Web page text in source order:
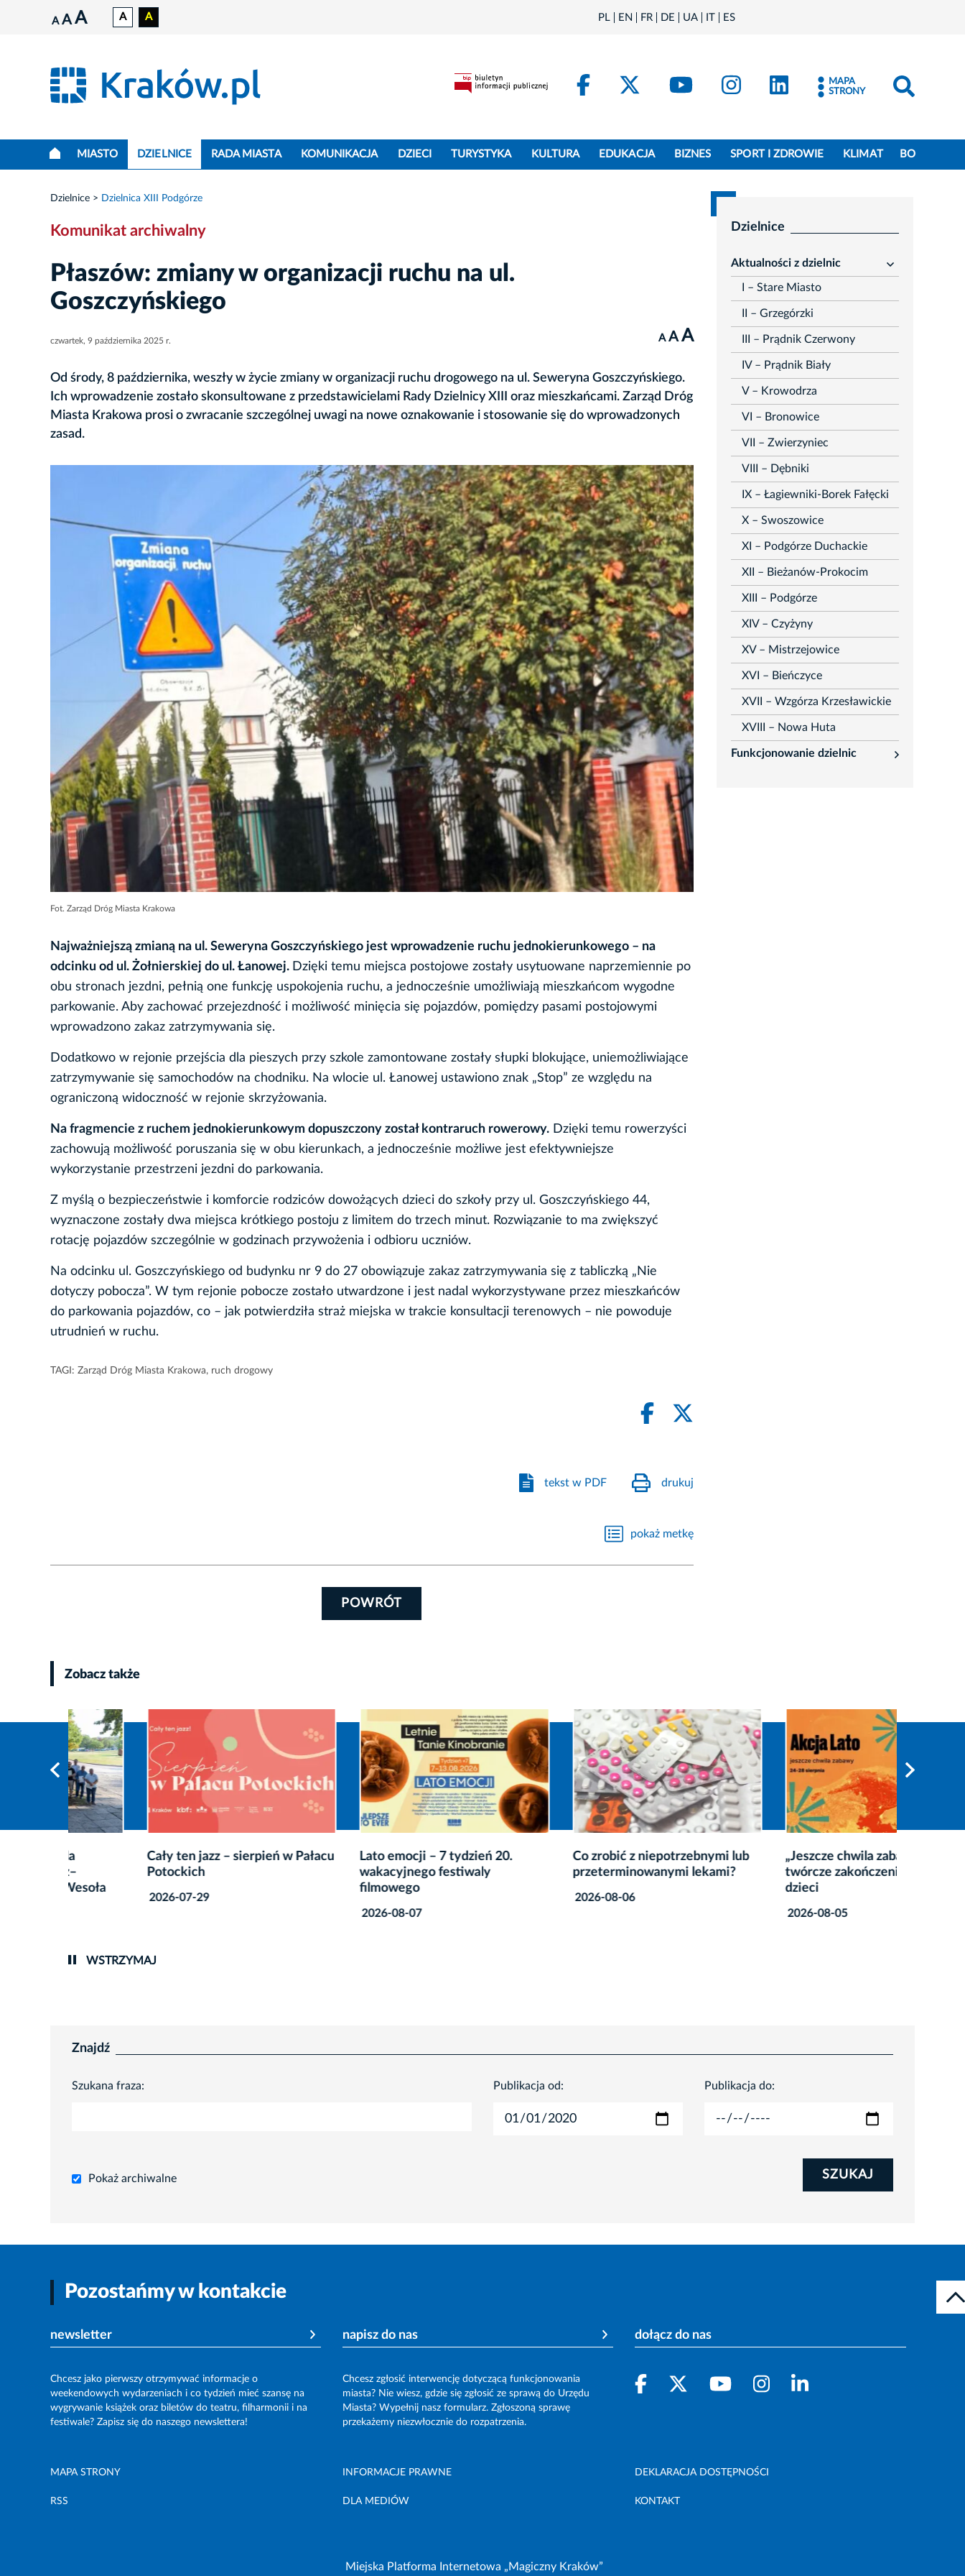
A A A A A PL EN FR DE UA IT ES
FacebookKraków - X
Kraków - YouTube
Kraków - Instagram
Kraków - LinkedIn
MAPA
STRONY
MIASTO DZIELNICE RADA MIASTA KOMUNIKACJA DZIECI TURYSTYKA KULTURA EDUKACJA BIZNES SPORT I ZDROWIE KLIMAT BO
Dzielnice Dzielnica XIII Podgórze
Komunikat archiwalny
Płaszów: zmiany w organizacji ruchu na ul.
Goszczyńskiego
czwartek, 9 października 2025 r. A A A
Od środy, 8 października, weszły w życie zmiany w organizacji ruchu drogowego na ul. Seweryna Goszczyńskiego.
Ich wprowadzenie zostało skonsultowane z przedstawicielami Rady Dzielnicy XIII oraz mieszkańcami. Zarząd Dróg
Miasta Krakowa prosi o zwracanie szczególnej uwagi na nowe oznakowanie i stosowanie się do wprowadzonych
zasad.
Fot. Zarząd Dróg Miasta Krakowa
Najważniejszą zmianą na ul. Seweryna Goszczyńskiego jest wprowadzenie ruchu jednokierunkowego – na
odcinku od ul. Żołnierskiej do ul. Łanowej. Dzięki temu miejsca postojowe zostały usytuowane naprzemiennie po
obu stronach jezdni, pełnią one funkcję uspokojenia ruchu, a jednocześnie umożliwiają mieszkańcom wygodne
parkowanie. Aby zachować przejezdność i możliwość minięcia się pojazdów, pomiędzy pasami postojowymi
wprowadzono zakaz zatrzymywania się.
Dodatkowo w rejonie przejścia dla pieszych przy szkole zamontowane zostały słupki blokujące, uniemożliwiające
zatrzymywanie się samochodów na chodniku. Na wlocie ul. Łanowej ustawiono znak „Stop” ze względu na
ograniczoną widoczność w rejonie skrzyżowania.
Na fragmencie z ruchem jednokierunkowym dopuszczony został kontraruch rowerowy. Dzięki temu rowerzyści
zachowują możliwość poruszania się w obu kierunkach, a jednocześnie możliwe jest efektywniejsze
wykorzystanie przestrzeni jezdni do parkowania.
Z myślą o bezpieczeństwie i komforcie rodziców dowożących dzieci do szkoły przy ul. Goszczyńskiego 44,
wyznaczone zostały dwa miejsca krótkiego postoju z limitem do trzech minut. Rozwiązanie to ma zwiększyć
rotację pojazdów szczególnie w godzinach przywożenia i odbioru uczniów.
Na odcinku ul. Goszczyńskiego od budynku nr 9 do 27 obowiązuje zakaz zatrzymywania się z tabliczką „Nie
dotyczy pobocza”. W tym rejonie pobocze zostało utwardzone i jest nadal wykorzystywane przez mieszkańców
do parkowania pojazdów, co – jak potwierdziła straż miejska w trakcie konsultacji terenowych – nie powoduje
utrudnień w ruchu.
TAGI: Zarząd Dróg Miasta Krakowa, ruch drogowy
tekst w PDF drukuj
pokaż metkę
POWRÓT
Dzielnice
Aktualności z dzielnic
rozwiń
I – Stare Miasto
II – Grzegórzki
III – Prądnik Czerwony
IV – Prądnik Biały
V – Krowodrza
VI – Bronowice
VII – Zwierzyniec
VIII – Dębniki
IX – Łagiewniki-Borek Fałęcki
X – Swoszowice
XI – Podgórze Duchackie
XII – Bieżanów-Prokocim
XIII – Podgórze
XIV – Czyżyny
XV – Mistrzejowice
XVI – Bieńczyce
XVII – Wzgórza Krzesławickie
XVIII – Nowa Huta
Funkcjonowanie dzielnic
rozwiń
Zobacz także
Cały ten jazz – sierpień w Pałacu
Potockich
Lato emocji – 7 tydzień 20.
wakacyjnego festiwaly
Co zrobić z niepotrzebnymi lub
przeterminowanymi lekami?
„Jeszcze chwila zabawy” –
twórcze zakończenie wakacji dla
WSTRZYMAJ
Znajdź
Szukana fraza: Publikacja od: Publikacja do:
Pokaż archiwalne SZUKAJ
Pozostańmy w kontakcie
newsletter
Chcesz jako pierwszy otrzymywać informacje o
weekendowych wydarzeniach i co tydzień mieć szansę na
wygrywanie książek oraz biletów do teatru, filharmonii i na
festiwale? Zapisz się do naszego newslettera!
napisz do nas
Chcesz zgłosić interwencję dotyczącą funkcjonowania
miasta? Nie wiesz, gdzie się zgłosić ze sprawą do Urzędu
Miasta? Wypełnij nasz formularz. Zgłoszoną sprawę
przekażemy niezwłocznie do rozpatrzenia.
dołącz do nas
MAPA STRONY INFORMACJE PRAWNE DEKLARACJA DOSTĘPNOŚCI
RSS DLA MEDIÓW KONTAKT
Miejska Platforma Internetowa „Magiczny Kraków”